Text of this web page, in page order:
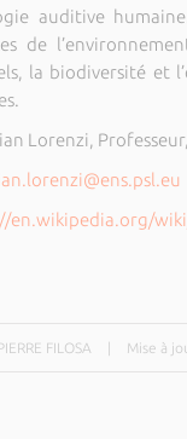
auditive
de
la biodiversité et
Lorenzi,
en.wikipedia.org/
FILOSA Mise à